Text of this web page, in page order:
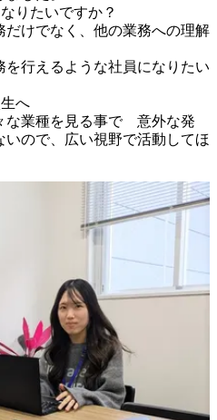
りたいですか？
けでなく、他の業務への理解
行えるような社員になりたい
へ
業種を見る事で　意外な発
いので、広い視野で活動してほ